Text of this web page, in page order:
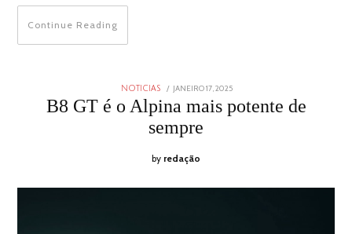
Continue Reading
NOTICIAS
POSTED
JANEIRO 17, 2025
2025
B8 GT é o Alpina mais potente de
sempre
by redação